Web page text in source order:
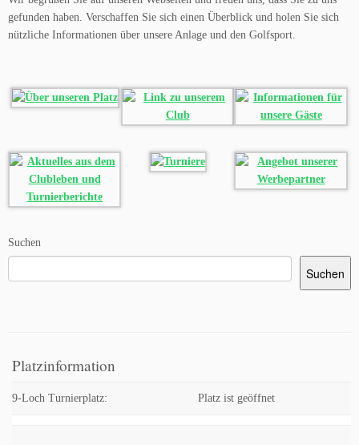
gefunden haben. Verschaffen Sie sich einen Überblick und holen Sie sich
nützliche Informationen über unsere Anlage und den Golfsport.
Suchen
Suchen
Platzinformation
9-Loch Turnierplatz: Platz ist geöffnet